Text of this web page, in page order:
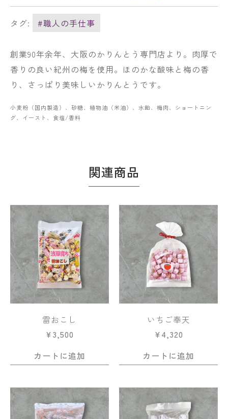
タグ: #職人の手仕事
創業90年余年、大阪のかりんとう専門店より。肉厚で
香りの良い紀州の梅を使用。ほのかな酸味と梅の香
り、さっぱり美味しいかりんとうです。
小麦粉（国内製造）、砂糖、植物油（米油）、水飴、梅肉、ショートニン
グ、イースト、食塩/香料
関連商品
雷おこし
¥3,500
カートに追加
いちご奉天
¥4,320
カートに追加